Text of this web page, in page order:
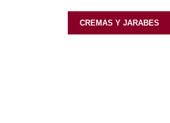
CREMAS Y JARABES